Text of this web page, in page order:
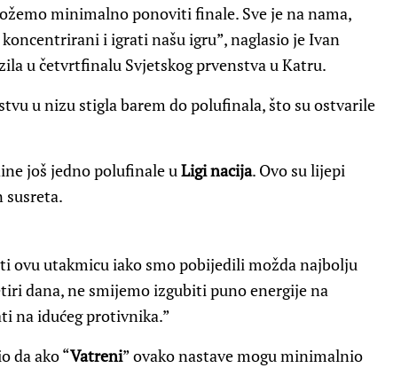
minimalno ponoviti finale. Sve je na nama,
i igrati našu igru”, naglasio je Ivan
u četvrtfinalu Svjetskog prvenstva u Katru.
u nizu stigla barem do polufinala, što su ostvarile
još jedno polufinale uLigi nacija. Ovo su lijepi
susreta.
ovu utakmicu iako smo pobijedili možda najbolju
dana, ne smijemo izgubiti puno energije na
na idućeg protivnika.”
da ako “Vatreni” ovako nastave mogu minimalnio